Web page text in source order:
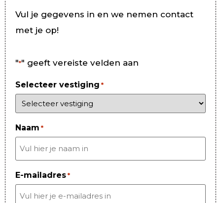
Vul je gegevens in en we nemen contact
met je op!
"*" geeft vereiste velden aan
Selecteer vestiging *
Naam *
E-mailadres *